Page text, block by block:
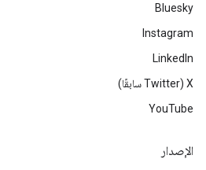
Bluesky
Instagram
LinkedIn
‫X ‏(Twitter سابقًا)
YouTube
الإصدار